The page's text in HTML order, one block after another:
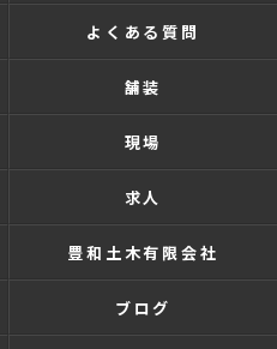
よくある質問
舗装
現場
求人
豊和土木有限会社
ブログ